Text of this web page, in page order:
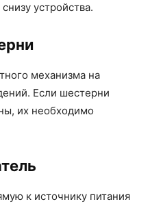
устройства.
механизма на
Если шестерни
их необходимо
к источнику питания